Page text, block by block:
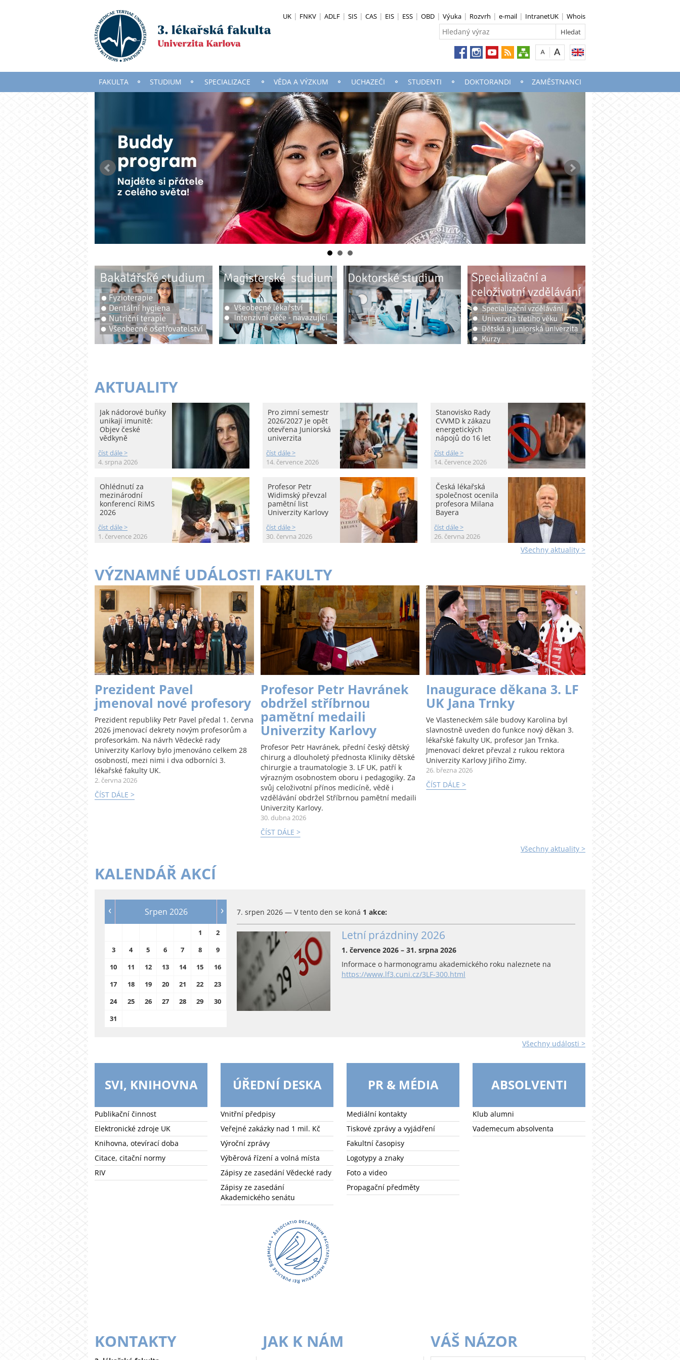
UK FNKV ADLF SIS CAS EIS ESS OBD Výuka Rozvrh e-mail IntranetUK Whois
FAKULTA STUDIUM SPECIALIZACE VĚDA A VÝZKUM UCHAZEČI STUDENTI DOKTORANDI ZAMĚSTNANCI
AKTUALITY
Jak nádorové buňky
unikají imunitě:
Objev české
vědkyně
číst dále >
4. srpna 2026
Pro zimní semestr
2026/2027 je opět
otevřena Juniorská
univerzita
číst dále >
14. července 2026
Stanovisko Rady
CVVMD k zákazu
energetických
nápojů do 16 let
číst dále >
14. července 2026
Ohlédnutí za
mezinárodní
konferencí RiMS
2026
číst dále >
1. července 2026
Profesor Petr
Widimský převzal
pamětní list
Univerzity Karlovy
číst dále >
30. června 2026
Česká lékařská
společnost ocenila
profesora Milana
Bayera
číst dále >
26. června 2026
Všechny aktuality >
VÝZNAMNÉ UDÁLOSTI FAKULTY
Prezident Pavel
jmenoval nové profesory
Prezident republiky Petr Pavel předal 1. června
2026 jmenovací dekrety novým profesorům a
profesorkám. Na návrh Vědecké rady
Univerzity Karlovy bylo jmenováno celkem 28
osobností, mezi nimi i dva odborníci 3.
lékařské fakulty UK.
2. června 2026
ČÍST DÁLE >
Profesor Petr Havránek
obdržel stříbrnou
pamětní medaili
Univerzity Karlovy
Profesor Petr Havránek, přední český dětský
chirurg a dlouholetý přednosta Kliniky dětské
chirurgie a traumatologie 3. LF UK, patří k
výrazným osobnostem oboru i pedagogiky. Za
svůj celoživotní přínos medicíně, vědě i
vzdělávání obdržel Stříbrnou pamětní medaili
Univerzity Karlovy.
30. dubna 2026
ČÍST DÁLE >
Inaugurace děkana 3. LF
UK Jana Trnky
Ve Vlasteneckém sále budovy Karolina byl
slavnostně uveden do funkce nový děkan 3.
lékařské fakulty UK, profesor Jan Trnka.
Jmenovací dekret převzal z rukou rektora
Univerzity Karlovy Jiřího Zimy.
26. března 2026
ČÍST DÁLE >
Všechny aktuality >
KALENDÁŘ AKCÍ
‹ Srpen 2026 ›
1
2
3
4 5 6 7 8
9
10
11 12 13 14 15
16
17
18 19 20 21 22
23
24
25 26 27 28 29
30
31
7. srpen 2026 — V tento den se koná 1 akce:
Letní prázdniny 2026
1. července 2026 – 31. srpna 2026
Informace o harmonogramu akademického roku naleznete na
https://www.lf3.cuni.cz/3LF-300.html
Všechny události >
SVI, KNIHOVNA
Publikační činnost
Elektronické zdroje UK
Knihovna, otevírací doba
Citace, citační normy
RIV
ÚŘEDNÍ DESKA
Vnitřní předpisy
Veřejné zakázky nad 1 mil. Kč
Výroční zprávy
Výběrová řízení a volná místa
Zápisy ze zasedání Vědecké rady
Zápisy ze zasedání
Akademického senátu
PR & MÉDIA
Mediální kontakty
Tiskové zprávy a vyjádření
Fakultní časopisy
Logotypy a znaky
Foto a video
Propagační předměty
ABSOLVENTI
Klub alumni
Vademecum absolventa
KONTAKTY JAK K NÁM VÁŠ NÁZOR